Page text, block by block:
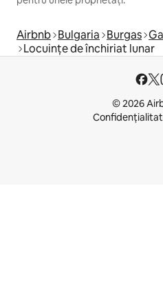
Airbnb Bulgaria Burgas
Locuințe de închiriat lunar
© 2026